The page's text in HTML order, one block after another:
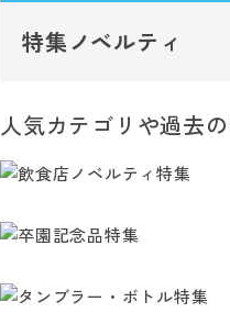
特集ノベルティ
人気カテゴリや過去